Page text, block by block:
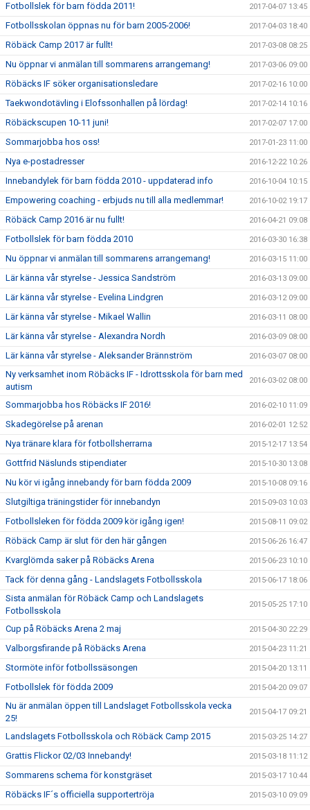
Fotbollslek för barn födda 2011! 2017-04-07 13:45
Fotbollsskolan öppnas nu för barn 2005-2006! 2017-04-03 18:40
Röbäck Camp 2017 är fullt! 2017-03-08 08:25
Nu öppnar vi anmälan till sommarens arrangemang! 2017-03-06 09:00
Röbäcks IF söker organisationsledare 2017-02-16 10:00
Taekwondotävling i Elofssonhallen på lördag! 2017-02-14 10:16
Röbäckscupen 10-11 juni! 2017-02-07 17:00
Sommarjobba hos oss! 2017-01-23 11:00
Nya e-postadresser 2016-12-22 10:26
Innebandylek för barn födda 2010 - uppdaterad info 2016-10-04 10:15
Empowering coaching - erbjuds nu till alla medlemmar! 2016-10-02 19:17
Röbäck Camp 2016 är nu fullt! 2016-04-21 09:08
Fotbollslek för barn födda 2010 2016-03-30 16:38
Nu öppnar vi anmälan till sommarens arrangemang! 2016-03-15 11:00
Lär känna vår styrelse - Jessica Sandström 2016-03-13 09:00
Lär känna vår styrelse - Evelina Lindgren 2016-03-12 09:00
Lär känna vår styrelse - Mikael Wallin 2016-03-11 08:00
Lär känna vår styrelse - Alexandra Nordh 2016-03-09 08:00
Lär känna vår styrelse - Aleksander Brännström 2016-03-07 08:00
Ny verksamhet inom Röbäcks IF - Idrottsskola för barn med
autism
2016-03-02 08:00
Sommarjobba hos Röbäcks IF 2016! 2016-02-10 11:09
Skadegörelse på arenan 2016-02-01 12:52
Nya tränare klara för fotbollsherrarna 2015-12-17 13:54
Gottfrid Näslunds stipendiater 2015-10-30 13:08
Nu kör vi igång innebandy för barn födda 2009 2015-10-08 09:16
Slutgiltiga träningstider för innebandyn 2015-09-03 10:03
Fotbollsleken för födda 2009 kör igång igen! 2015-08-11 09:02
Röbäck Camp är slut för den här gången 2015-06-26 16:47
Kvarglömda saker på Röbäcks Arena 2015-06-23 10:10
Tack för denna gång - Landslagets Fotbollsskola 2015-06-17 18:06
Sista anmälan för Röbäck Camp och Landslagets
Fotbollsskola
2015-05-25 17:10
Cup på Röbäcks Arena 2 maj 2015-04-30 22:29
Valborgsfirande på Röbäcks Arena 2015-04-23 11:21
Stormöte inför fotbollssäsongen 2015-04-20 13:11
Fotbollslek för födda 2009 2015-04-20 09:07
Nu är anmälan öppen till Landslaget Fotbollsskola vecka
25!
2015-04-17 09:21
Landslagets Fotbollsskola och Röbäck Camp 2015 2015-03-25 14:27
Grattis Flickor 02/03 Innebandy! 2015-03-18 11:12
Sommarens schema för konstgräset 2015-03-17 10:44
Röbäcks IF´s officiella supportertröja 2015-03-10 09:09